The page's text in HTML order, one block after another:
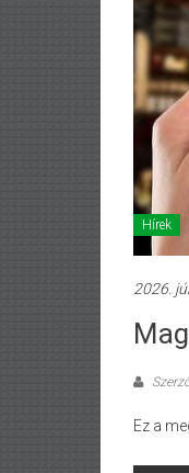
Hírek
2026.
Ez a